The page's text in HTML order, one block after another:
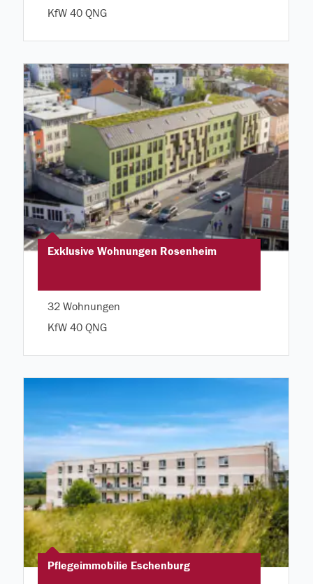
KfW 40 QNG
Exklusive Wohnungen Rosenheim
32 Wohnungen
KfW 40 QNG
Pflegeimmobilie Eschenburg